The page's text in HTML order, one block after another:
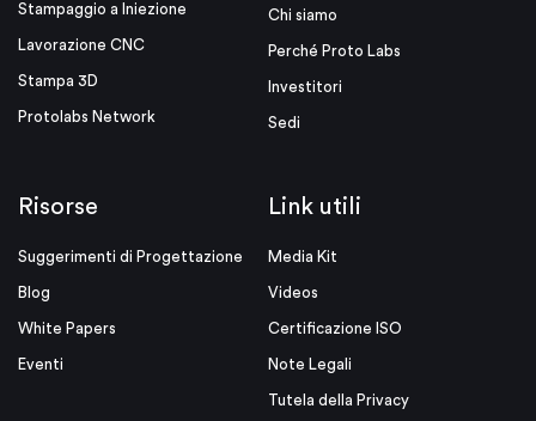
Stampaggio a Iniezione
Lavorazione CNC
Stampa 3D
Protolabs Network
Chi siamo
Perché Proto Labs
Investitori
Sedi
Risorse
Suggerimenti di Progettazione
Blog
White Papers
Eventi
Link utili
Media Kit
Videos
Certificazione ISO
Note Legali
Tutela della Privacy